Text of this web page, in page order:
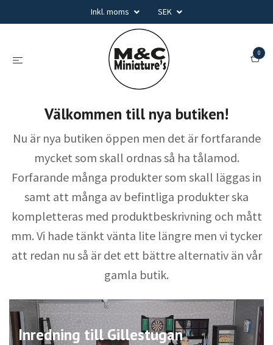
Inkl. moms SEK
0
Välkommen till nya butiken!
Nu är nya butiken öppen men det är fortfarande
mycket som skall ordnas så ha tålamod.
Forfarande många produkter som skall läggas in
samt att många av befintliga produkter ska
kompletteras med produktbeskrivning och mått
mm. Vi hade tänkt vänta lite längre men vi tycker
att redan nu så är det ett bättre alternativ än vår
gamla butik.
Inredning till Gillestugan